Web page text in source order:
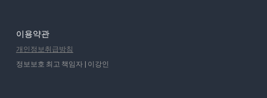
이용약관
개인정보취급방침
정보보호 최고 책임자 | 이강인